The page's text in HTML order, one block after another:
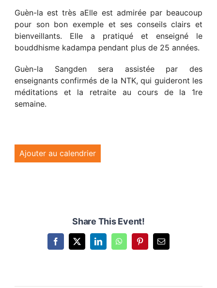
Guèn-la est très aElle est admirée par beaucoup
pour son bon exemple et ses conseils clairs et
bienveillants. Elle a pratiqué et enseigné le
bouddhisme kadampa pendant plus de 25 années.
Guèn-la Sangden sera assistée par des
enseignants confirmés de la NTK, qui guideront les
méditations et la retraite au cours de la 1re
semaine.
Ajouter au calendrier
Share This Event!
Facebook
X LinkedInWhatsAppPinterestEmail